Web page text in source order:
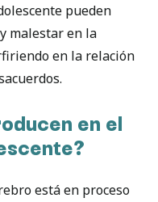
pueden
malestar en la
en la relación
en el
está en proceso